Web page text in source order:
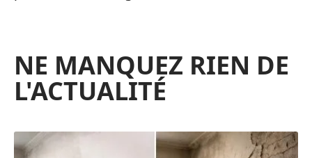
NE MANQUEZ RIEN DE
L'ACTUALITÉ